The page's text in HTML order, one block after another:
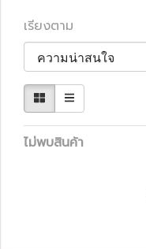
เรียงตาม
ไม่พบสินค้า